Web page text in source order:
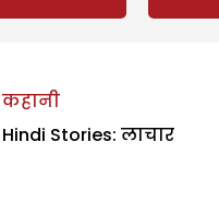
कहानी
Hindi Stories: लाचार